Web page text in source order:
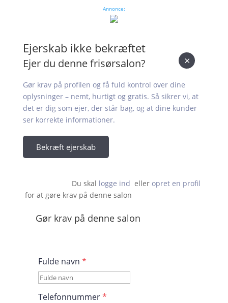
Annonce:
Ejerskab ikke bekræftet
Ejer du denne frisørsalon?
Gør krav på profilen og få fuld kontrol over dine
oplysninger – nemt, hurtigt og gratis. Så sikrer vi, at
det er dig som ejer, der står bag, og at dine kunder
ser korrekte informationer.
Bekræft ejerskab
Du skal logge ind eller opret en profil
for at gøre krav på denne salon
Gør krav på denne salon
×
Fulde navn *
Telefonnummer*